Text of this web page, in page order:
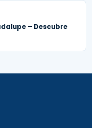
– Descubre